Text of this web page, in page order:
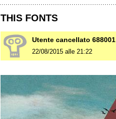
THIS FONTS
Utente cancellato 688001
22/08/2015 alle 21:22